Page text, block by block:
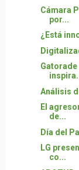
Cámara
por...
¿Está
Análisis
El
de...
Día del
LG
co...